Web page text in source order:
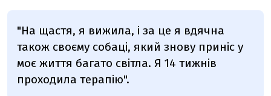
"На щастя, я вижила, і за це я вдячна
також своєму собаці, який знову приніс у
моє життя багато світла. Я 14 тижнів
проходила терапію".